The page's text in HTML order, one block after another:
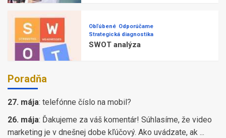
Obľúbené Odporúčame
Strategická diagnostika
SWOT analýza
Poradňa
27. mája: telefónne číslo na mobil?
26. mája: Ďakujeme za váš komentár! Súhlasíme, že video
marketing je v dnešnej dobe kľúčový. Ako uvádzate, ak ...